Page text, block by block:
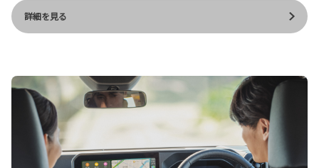
詳細を見る